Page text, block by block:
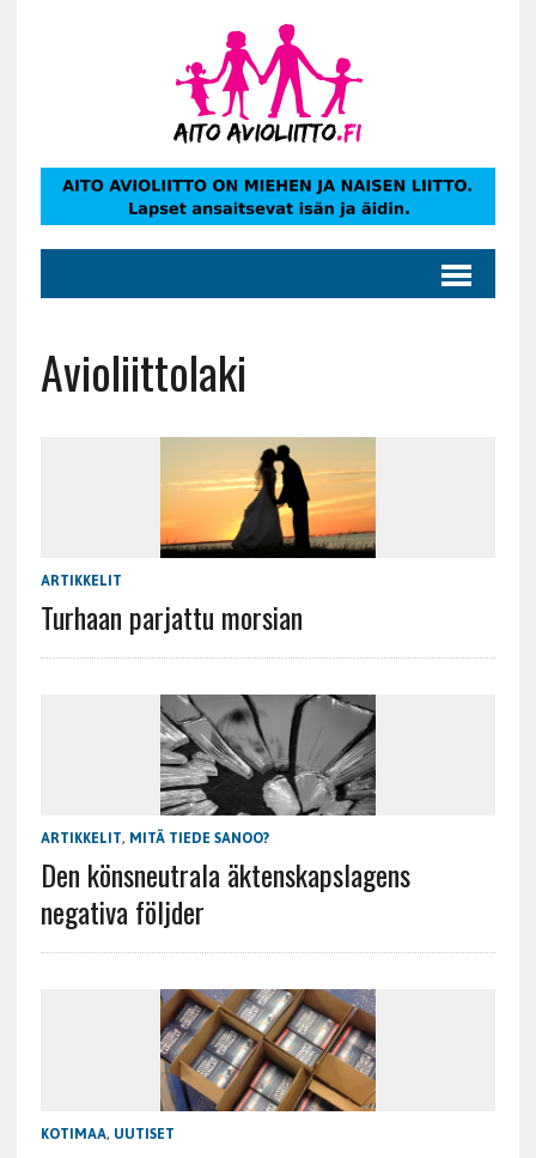
Avioliittolaki
ARTIKKELIT
Turhaan parjattu morsian
ARTIKKELIT, MITÄ TIEDE SANOO?
Den könsneutrala äktenskapslagens
negativa följder
KOTIMAA, UUTISET